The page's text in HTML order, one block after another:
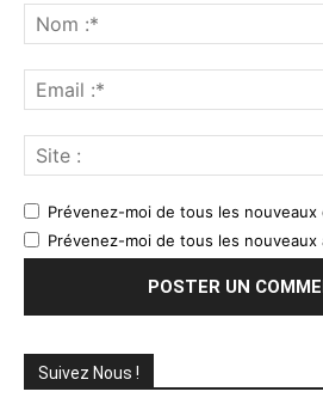
Prévenez-moi de tous les nouveaux
Prévenez-moi de tous les nouveaux
Suivez Nous !